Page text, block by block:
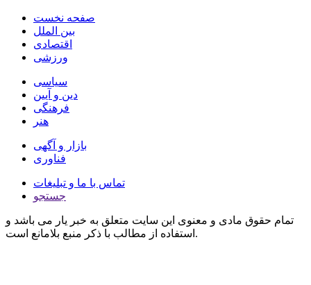
صفحه نخست
بین الملل
اقتصادی
ورزشی
سیاسی
دین و آیین
فرهنگی
هنر
بازار و آگهی
فناوری
تماس با ما و تبلیغات
جستجو
تمام حقوق مادی و معنوی این سایت متعلق به خبر یار می باشد و
استفاده از مطالب با ذکر منبع بلامانع است.